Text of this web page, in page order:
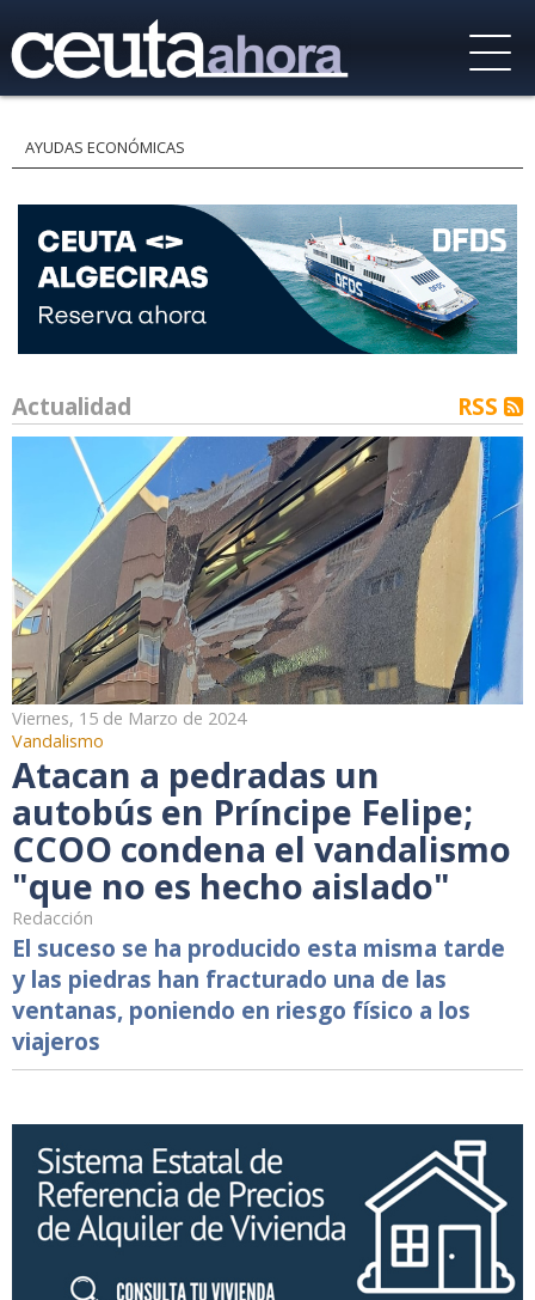
AYUDAS ECONÓMICAS
Actualidad RSS
Viernes, 15 de Marzo de 2024
Vandalismo
Atacan a pedradas un
autobús en Príncipe Felipe;
CCOO condena el vandalismo
"que no es hecho aislado"
Redacción
El suceso se ha producido esta misma tarde
y las piedras han fracturado una de las
ventanas, poniendo en riesgo físico a los
viajeros